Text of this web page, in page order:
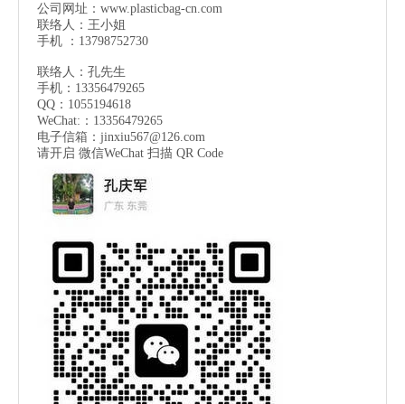
公司网址： www.plasticbag-cn.com
联络人：王小姐
手机 ：13798752730
联络人：孔先生
手机：13356479265
QQ：1055194618
WeChat:：13356479265
电子信箱： jinxiu567@126.com
请开启 微信WeChat 扫描 QR Code